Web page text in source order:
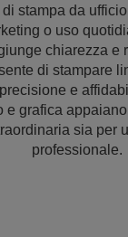
stampa da
o uso
chiarezza e
di stampare
e
e grafica
sia per
professionale.